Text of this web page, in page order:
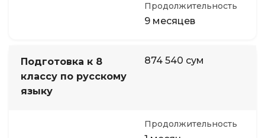
Продолжительность
9 месяцев
Подготовка к 8
классу по русскому
языку
874 540 сум
Продолжительность